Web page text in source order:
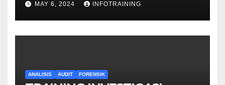
MAY 6, 2024 INFOTRAINING
ANALISIS AUDIT FORENSIK